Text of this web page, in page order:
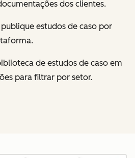
dos clientes.
estudos de caso por
de estudos de caso em
para filtrar por setor.